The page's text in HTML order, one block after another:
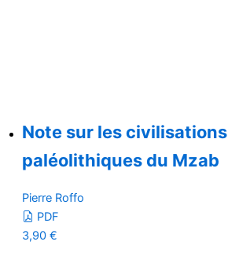
Note sur les civilisations
paléolithiques du Mzab
Pierre Roffo
PDF
3,90 €